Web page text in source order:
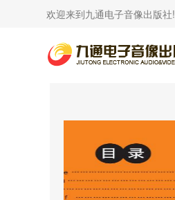
欢迎来到九通电子音像出版社!